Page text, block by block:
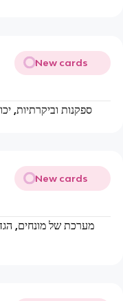
New cards
ספקנות וביקרתיות,
New cards
מערכת של מונחים,